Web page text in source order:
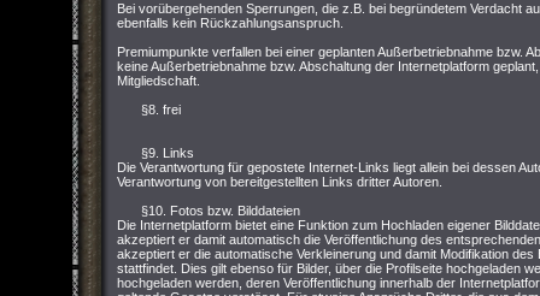
Bei vorübergehenden Sperrungen, die z.B. bei begründetem Verdacht
ebenfalls kein Rückzahlungsanspruch.
Premiumpunkte verfallen bei einer geplanten Außerbetriebnahme bzw.
keine Außerbetriebnahme bzw. Abschaltung der Internetplatform
Mitgliedschaft.
§8. frei
§9. Links
Die Verantwortung für gepostete Internet-Links liegt allein bei dessen
Verantwortung von bereitgestellten Links dritter Autoren.
§10. Fotos bzw. Bilddateien
Die Internetplatform bietet eine Funktion zum Hochladen eigener
akzeptiert er damit automatisch die Veröffentlichung des
akzeptiert er die automatische Verkleinerung und damit Modifikation
stattfindet. Dies gilt ebenso für Bilder, über die Profilseite hochgeladen
hochgeladen werden, deren Veröffentlichung innerhalb der